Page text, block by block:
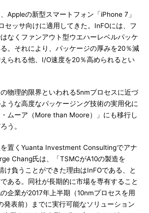
Appleの新型スマートフォン「iPhone 7」
セッサ向けに適用してきた。InFOには、フ
なくファンアウト型ウエハーレベルパッケ
。それにより、パッケージの厚みを20％減
られる他、I/O速度を20％高められるとい
物理的限界といわれる5nmプロセスに近づ
うな高度なパッケージング技術の実用化に
ムーア（More than Moore）」にも移行し
う。
置くYuanta Investment Consultingでアナ
Chang氏は、「TSMCがA10の製造を
け負うことができた理由はInFOである、と
ある。同社が長期的に市場を専有すること
企業が2017年上半期（10nmプロセスを用
発表前）までに実行可能なソリューション